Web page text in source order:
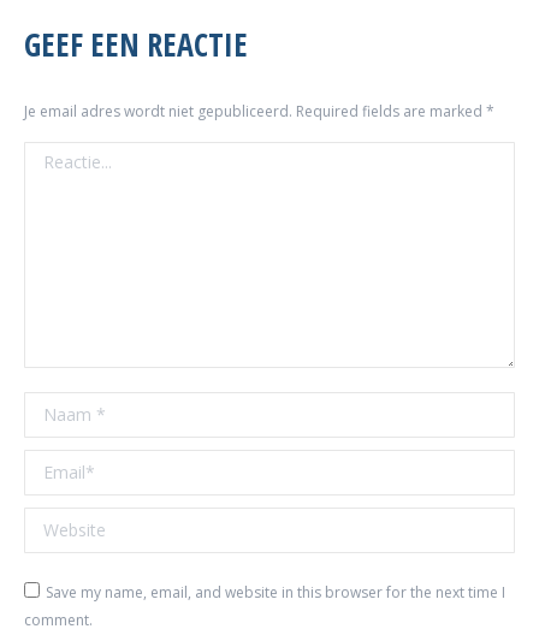
GEEF EEN REACTIE
Je email adres wordt niet gepubliceerd. Required fields are marked *
Reactie...
Naam *
Email *
Website
Save my name, email, and website in this browser for the next time I
comment.